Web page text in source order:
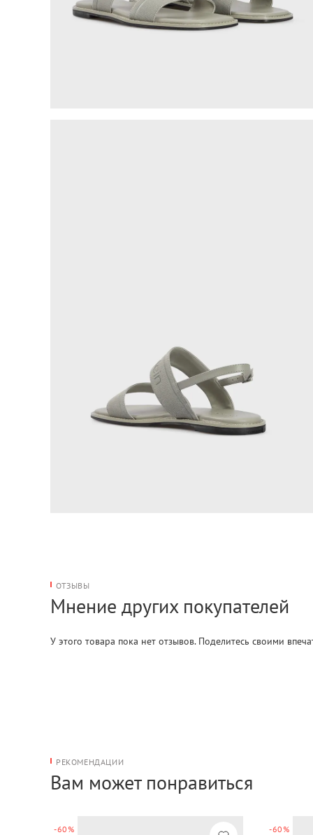
ОТЗЫВЫ
Мнение других покупателей
У этого товара пока нет отзывов. Поделитесь своими
РЕКОМЕНДАЦИИ
Вам может понравиться
-60% -60%